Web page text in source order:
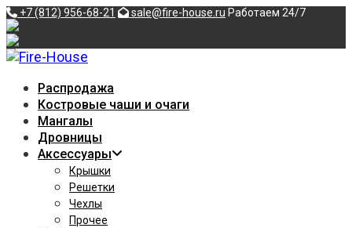
Перейти
к
содержимому
+7 (812) 956-68-21 sale@fire-house.ru Работаем 24/7
Распродажа
Костровые чаши и очаги
Мангалы
Дровницы
Аксессуары
Крышки
Решетки
Чехлы
Прочее